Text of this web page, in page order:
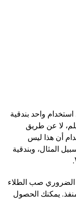
استخدام واحد بندقية
لا عن طريق
أن هذا ليس
المثال، وبندقية
الضروري صب الطلاء
يمكنك الحصول